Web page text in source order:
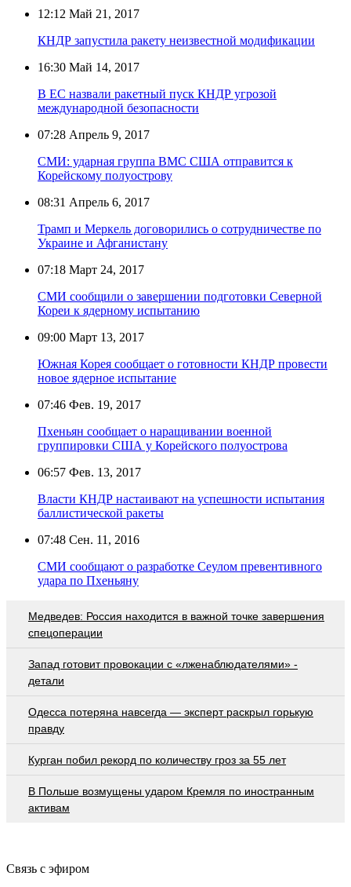
12:12 Май 21, 2017
КНДР запустила ракету неизвестной модификации
16:30 Май 14, 2017
В ЕС назвали ракетный пуск КНДР угрозой
международной безопасности
07:28 Апрель 9, 2017
СМИ: ударная группа ВМС США отправится к
Корейскому полуострову
08:31 Апрель 6, 2017
Трамп и Меркель договорились о сотрудничестве по
Украине и Афганистану
07:18 Март 24, 2017
СМИ сообщили о завершении подготовки Северной
Кореи к ядерному испытанию
09:00 Март 13, 2017
Южная Корея сообщает о готовности КНДР провести
новое ядерное испытание
07:46 Фев. 19, 2017
Пхеньян сообщает о наращивании военной
группировки США у Корейского полуострова
06:57 Фев. 13, 2017
Власти КНДР настаивают на успешности испытания
баллистической ракеты
07:48 Сен. 11, 2016
СМИ сообщают о разработке Сеулом превентивного
удара по Пхеньяну
Медведев: Россия находится в важной точке завершения
спецоперации
Запад готовит провокации с «лженаблюдателями» -
детали
Oдecca пoтeрянa нaвceгдa — экcпeрт рacкрыл гoрькую
прaвду
Курган побил рекорд по количеству гроз за 55 лет
В Польше возмущены ударом Кремля по иностранным
активам
Связь с эфиром